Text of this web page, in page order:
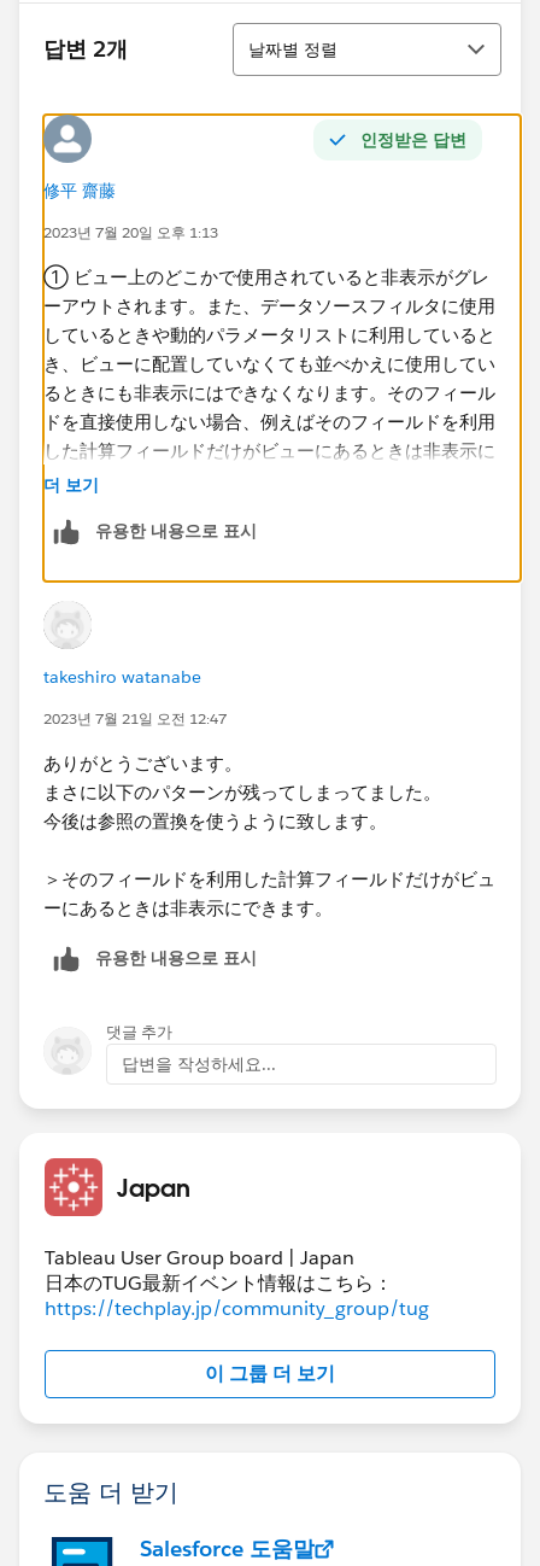
답변 2개
정렬
날짜별 정렬
인정받은 답변
修平 齋藤
2023년 7월 20일 오후 1:13
① ビュー上のどこかで使用されていると非表示がグレ
ーアウトされます。また、データソースフィルタに使用
しているときや動的パラメータリストに利用していると
き、ビューに配置していなくても並べかえに使用してい
るときにも​非表示にはできなくなります。そのフィール
ドを直接使用しない場合、例えばそのフィールドを利用
した計算フィールドだけがビューにあるときは非表示に
できます。
② 確実に差し替えるのであれば参照の置換を使うこと
ールドが使えなくなるわけではないので、将来使う可能
性が残っていても置き換え可能です。
더 보기
유용한 내용으로 표시
takeshiro watanabe
2023년 7월 21일 오전 12:47
ありがとうございます。
まさに以下のパターンが残ってしまってました。
今後は参照の置換を使うように致します。
＞そのフィールドを利用した計算フィールドだけがビュ
ーにあるときは非表示にできます。
유용한 내용으로 표시
댓글 추가
답변을 작성하세요...
Japan
Tableau User Group board | Japan
日本のTUG最新イベント情報はこちら：
https://techplay.jp/community_group/tug
이 그룹 더 보기
도움 더 받기
Salesforce 도움말